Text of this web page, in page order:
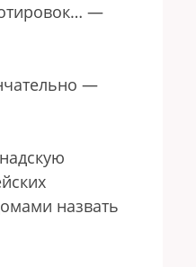
—
—
назвать